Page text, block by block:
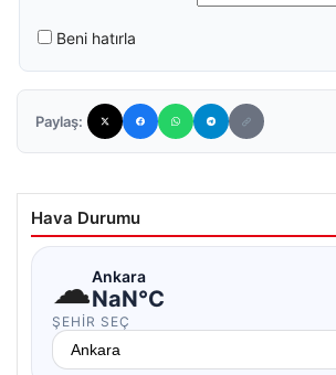
Beni hatırla
Paylaş:
Hava Durumu
☁Ankara
NaN°C
ŞEHIR SEÇ